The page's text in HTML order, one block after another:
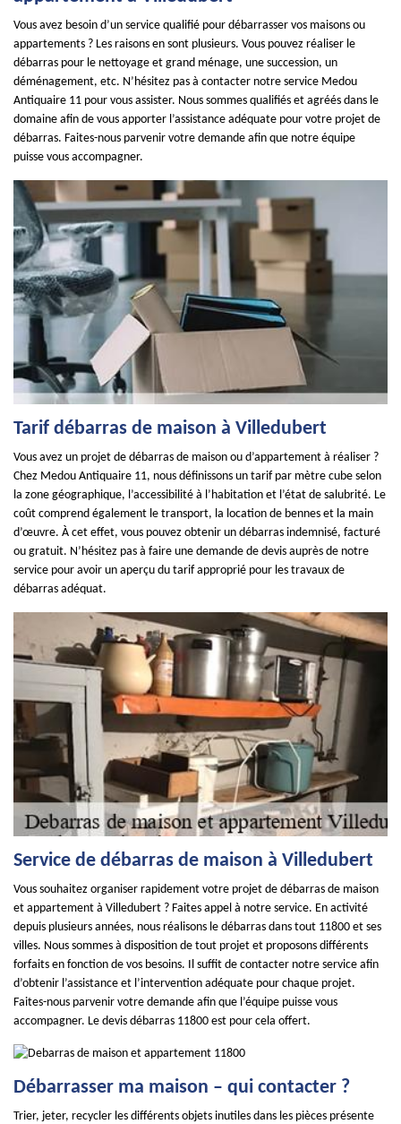
Vous avez besoin d’un service qualifié pour débarrasser vos maisons ou
appartements ? Les raisons en sont plusieurs. Vous pouvez réaliser le
débarras pour le nettoyage et grand ménage, une succession, un
déménagement, etc. N’hésitez pas à contacter notre service Medou
Antiquaire 11 pour vous assister. Nous sommes qualifiés et agréés dans le
domaine afin de vous apporter l’assistance adéquate pour votre projet de
débarras. Faites-nous parvenir votre demande afin que notre équipe
puisse vous accompagner.
Tarif débarras de maison à Villedubert
Vous avez un projet de débarras de maison ou d’appartement à réaliser ?
Chez Medou Antiquaire 11, nous définissons un tarif par mètre cube selon
la zone géographique, l’accessibilité à l’habitation et l’état de salubrité. Le
coût comprend également le transport, la location de bennes et la main
d’œuvre. À cet effet, vous pouvez obtenir un débarras indemnisé, facturé
ou gratuit. N’hésitez pas à faire une demande de devis auprès de notre
service pour avoir un aperçu du tarif approprié pour les travaux de
débarras adéquat.
Service de débarras de maison à Villedubert
Vous souhaitez organiser rapidement votre projet de débarras de maison
et appartement à Villedubert ? Faites appel à notre service. En activité
depuis plusieurs années, nous réalisons le débarras dans tout 11800 et ses
villes. Nous sommes à disposition de tout projet et proposons différents
forfaits en fonction de vos besoins. Il suffit de contacter notre service afin
d’obtenir l’assistance et l’intervention adéquate pour chaque projet.
Faites-nous parvenir votre demande afin que l’équipe puisse vous
accompagner. Le devis débarras 11800 est pour cela offert.
Débarrasser ma maison – qui contacter ?
Trier, jeter, recycler les différents objets inutiles dans les pièces présente